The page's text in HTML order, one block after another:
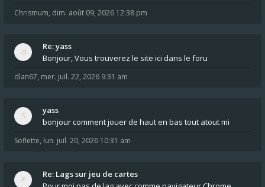
Chrismum, dim. août 09, 2026 12:38 pm
Re: yass
Bonjour, Vous trouverez le site ici dans le foru
dlan67, mer. juil. 22, 2026 9:31 am
yass
bonjour comment jouer de haut en bas tout atout mi
Soflette, lun. juil. 20, 2026 10:31 am
Re: Lags sur jeu de cartes